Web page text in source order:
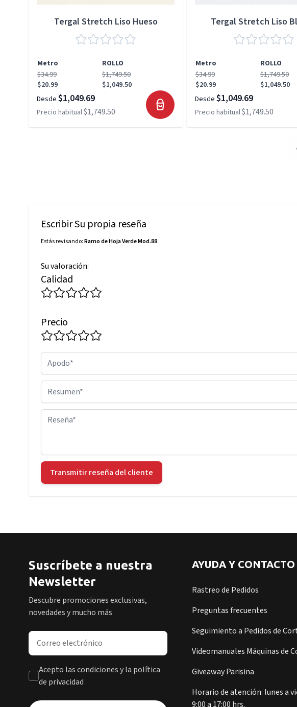
Tergal Stretch Liso Hueso
Metro
ROLLO
$34.99
$20.99
$1,749.50
$1,049.50
Desde $1,049.69
Precio habitual$1,749.50
Tergal Stretch Liso
Metro
ROLLO
$34.99
$20.99
$1,749.50
$1,049.50
Desde $1,049.69
Precio habitual$1,749.50
Escribir Su propia reseña
Estás revisando:Ramo de Hoja Verde Mod.88
Su valoración:
Calidad
Precio
Apodo
Resumen
Reseña
Transmitir reseña del cliente
Suscríbete a nuestra
Newsletter
Descubre promociones exclusivas,
novedades y mucho más
Dirección de correo electrónico
Acepto las condiciones y la política
de privacidad
AYUDA Y CONTACTO
Rastreo de Pedidos
Preguntas frecuentes
Seguimiento a Pedidos de
Videomanuales Máquinas de
Giveaway Parisina
Horario de atención: lunes a
9:00 a 17:00 hrs.